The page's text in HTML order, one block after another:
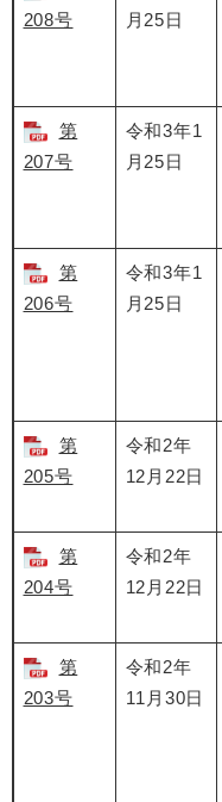
208号
月25日
第
207号
令和3年1
月25日
第
206号
令和3年1
月25日
第
205号
令和2年
12月22日
第
204号
令和2年
12月22日
第
203号
令和2年
11月30日